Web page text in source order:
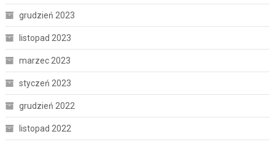
grudzień 2023
listopad 2023
marzec 2023
styczeń 2023
grudzień 2022
listopad 2022